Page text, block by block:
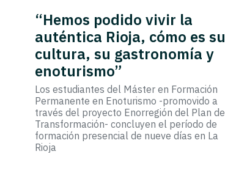
“Hemos podido vivir la
auténtica Rioja, cómo es su
cultura, su gastronomía y
enoturismo”
Los estudiantes del Máster en Formación
Permanente en Enoturismo -promovido a
través del proyecto Enorregión del Plan de
Transformación- concluyen el período de
formación presencial de nueve días en La
Rioja